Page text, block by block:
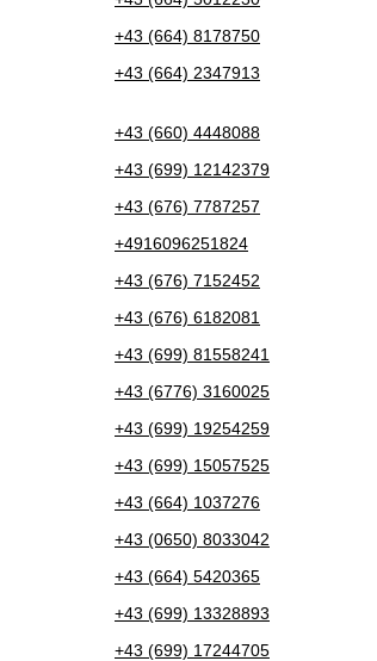
+43 (664) 8178750
+43 (664) 2347913
+43 (660) 4448088
+43 (699) 12142379
+43 (676) 7787257
+4916096251824
+43 (676) 7152452
+43 (676) 6182081
+43 (699) 81558241
+43 (6776) 3160025
+43 (699) 19254259
+43 (699) 15057525
+43 (664) 1037276
+43 (0650) 8033042
+43 (664) 5420365
+43 (699) 13328893
+43 (699) 17244705